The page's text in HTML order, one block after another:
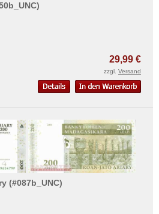
29,99 €
zzgl. Versand
(#087b_UNC)